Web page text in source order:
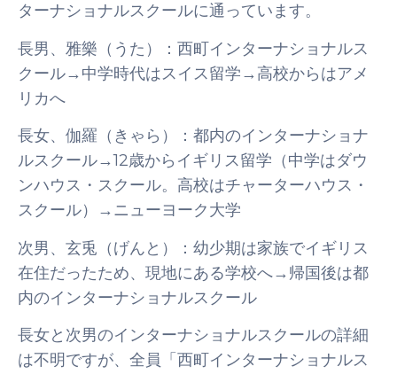
ターナショナルスクールに通っています。
長男、雅樂（うた）：西町インターナショナルス
クール→中学時代はスイス留学→高校からはアメ
リカへ
長女、伽羅（きゃら）：都内のインターナショナ
ルスクール→12歳からイギリス留学（中学はダウ
ンハウス・スクール。高校はチャーターハウス・
スクール）→ニューヨーク大学
次男、玄兎（げんと）：幼少期は家族でイギリス
在住だったため、現地にある学校へ→帰国後は都
内のインターナショナルスクール
長女と次男のインターナショナルスクールの詳細
は不明ですが、全員「西町インターナショナルス